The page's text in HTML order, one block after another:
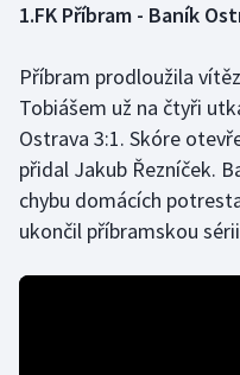
1.FK Příbram - Baník
Příbram prodloužila
Tobiášem už na čtyři
Ostrava 3:1. Skóre
přidal Jakub Řezníček.
chybu domácích
ukončil příbramskou